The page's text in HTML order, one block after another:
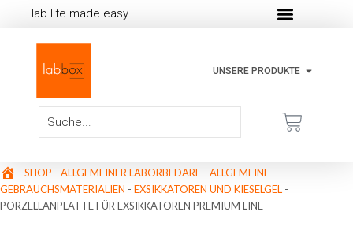
lab life made easy
UNSERE PRODUKTE
- SHOP - ALLGEMEINER LABORBEDARF - ALLGEMEINE
GEBRAUCHSMATERIALIEN - EXSIKKATOREN UND KIESELGEL -
PORZELLANPLATTE FÜR EXSIKKATOREN PREMIUM LINE